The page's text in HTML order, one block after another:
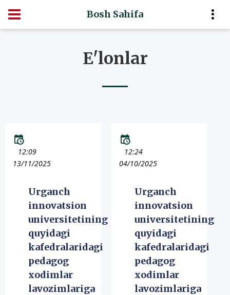
Bosh Sahifa
E'lonlar
12:09
13/11/2025
Urganch
innovatsion
universitetining
quyidagi
kafedralaridagi
pedagog
xodimlar
lavozimlariga
12:24
04/10/2025
Urganch
innovatsion
universitetining
quyidagi
kafedralaridagi
pedagog
xodimlar
lavozimlariga